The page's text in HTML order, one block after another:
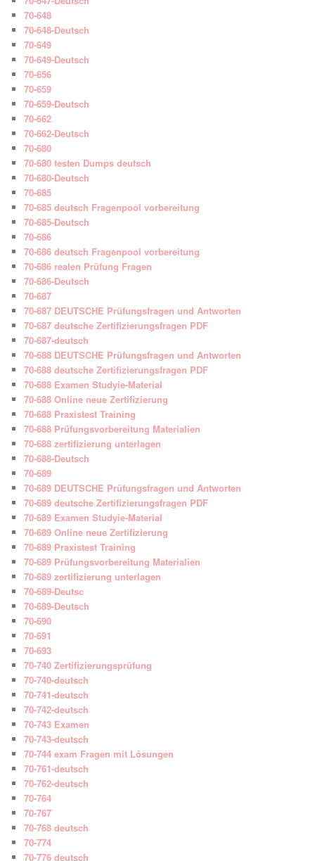
70-648
70-648-Deutsch
70-649
70-649-Deutsch
70-656
70-659
70-659-Deutsch
70-662
70-662-Deutsch
70-680
70-680 testen Dumps deutsch
70-680-Deutsch
70-685
70-685 deutsch Fragenpool vorbereitung
70-685-Deutsch
70-686
70-686 deutsch Fragenpool vorbereitung
70-686 realen Prüfung Fragen
70-686-Deutsch
70-687
70-687 DEUTSCHE Prüfungsfragen und Antworten
70-687 deutsche Zertifizierungsfragen PDF
70-687-deutsch
70-688 DEUTSCHE Prüfungsfragen und Antworten
70-688 deutsche Zertifizierungsfragen PDF
70-688 Examen Studyie-Material
70-688 Online neue Zertifizierung
70-688 Praxistest Training
70-688 Prüfungsvorbereitung Materialien
70-688 zertifizierung unterlagen
70-688-Deutsch
70-689
70-689 DEUTSCHE Prüfungsfragen und Antworten
70-689 deutsche Zertifizierungsfragen PDF
70-689 Examen Studyie-Material
70-689 Online neue Zertifizierung
70-689 Praxistest Training
70-689 Prüfungsvorbereitung Materialien
70-689 zertifizierung unterlagen
70-689-Deutsc
70-689-Deutsch
70-690
70-691
70-693
70-740 Zertifizierungsprüfung
70-740-deutsch
70-741-deutsch
70-742-deutsch
70-743 Examen
70-743-deutsch
70-744 exam Fragen mit Lösungen
70-761-deutsch
70-762-deutsch
70-764
70-767
70-768 deutsch
70-774
70-776 deutsch